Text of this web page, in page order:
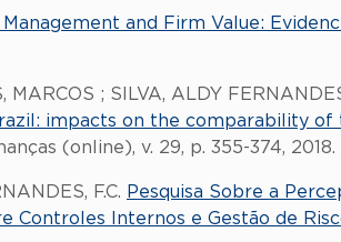
and Firm Value:
MARCOS ; SILVA, ALDY
impacts on the comparability
(online), v. 29, p. 355-374, 2018.
F.C. Pesquisa Sobre a
Controles Internos e Gestão de